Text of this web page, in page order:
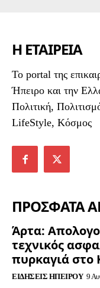
Η ΕΤΑΙΡΕΙΑ
To portal της
Ήπειρο και την
Πολιτική,
LifeStyle, Κόσμος
ΠΡΟΣΦΑΤΑ
Άρτα:
τεχνικός
πυρκαγιά στο
ΕΙΔΉΣΕΙΣ ΗΠΕΊΡΟΥ 9